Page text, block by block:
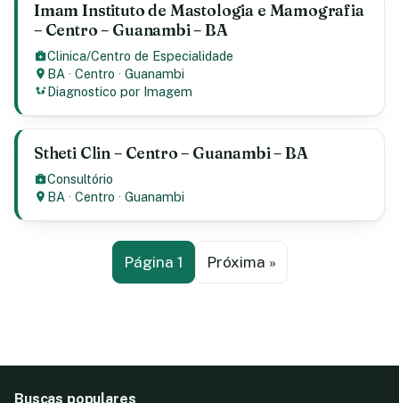
Imam Instituto de Mastologia e Mamografia
– Centro – Guanambi – BA
Clinica/Centro de Especialidade
BA ·Centro ·Guanambi
Diagnostico por Imagem
Stheti Clin – Centro – Guanambi – BA
Consultório
BA ·Centro ·Guanambi
Página 1 Próxima »
Buscas populares